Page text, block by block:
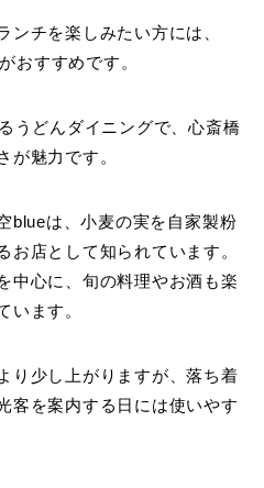
ンチを楽しみたい方には、
おすすめです。
うどんダイニングで、心斎橋
が魅力です。
blueは、小麦の実を自家製粉
お店として知られています。
中心に、旬の料理やお酒も楽
います。
り少し上がりますが、落ち着
客を案内する日には使いやす